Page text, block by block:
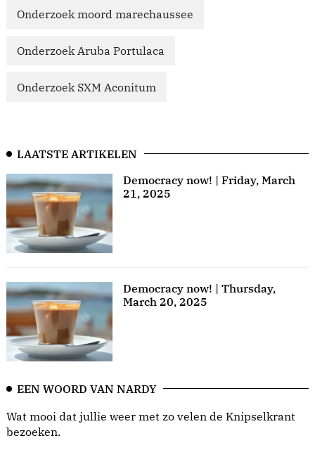
Onderzoek moord marechaussee
Onderzoek Aruba Portulaca
Onderzoek SXM Aconitum
LAATSTE ARTIKELEN
Democracy now! | Friday, March
21, 2025
Democracy now! | Thursday,
March 20, 2025
EEN WOORD VAN NARDY
Wat mooi dat jullie weer met zo velen de Knipselkrant
bezoeken.